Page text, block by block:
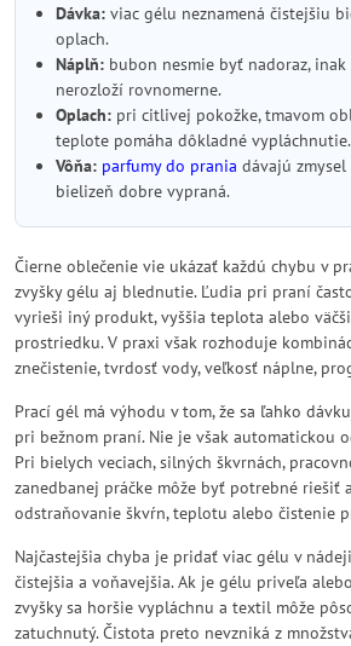
Dávka: viac gélu neznamená čistejšiu
oplach.
Náplň: bubon nesmie byť nadoraz,
nerozloží rovnomerne.
Oplach: pri citlivej pokožke, tmavom
teplote pomáha dôkladné vypláchnutie.
Vôňa: parfumy do prania dávajú
bielizeň dobre vypraná.
Čierne oblečenie vie ukázať každú chybu v
zvyšky gélu aj blednutie. Ľudia pri praní
vyrieši iný produkt, vyššia teplota alebo
prostriedku. V praxi však rozhoduje
znečistenie, tvrdosť vody, veľkosť náplne,
Prací gél má výhodu v tom, že sa ľahko
pri bežnom praní. Nie je však automatickou
Pri bielych veciach, silných škvrnách,
zanedbanej práčke môže byť potrebné riešiť
odstraňovanie škvŕn, teplotu alebo čistenie
Najčastejšia chyba je pridať viac gélu v
čistejšia a voňavejšia. Ak je gélu priveľa
zvyšky sa horšie vypláchnu a textil môže
zatuchnutý. Čistota preto nevzniká z